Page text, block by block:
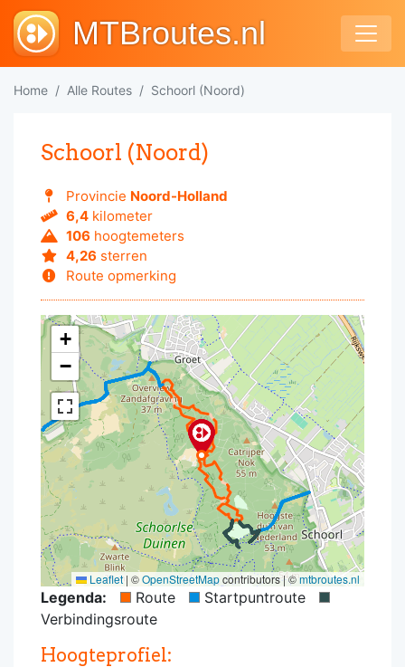
MTBroutes.nl
Home Alle Routes Schoorl (Noord)
Schoorl (Noord)
Provincie Noord-Holland
6,4kilometer
106 hoogtemeters
4,26 sterren
Route opmerking
+
−
Leaflet | ©OpenStreetMapcontributors | ©mtbroutes.nl
Legenda: Route
Startpuntroute
Verbindingsroute
Hoogteprofiel: